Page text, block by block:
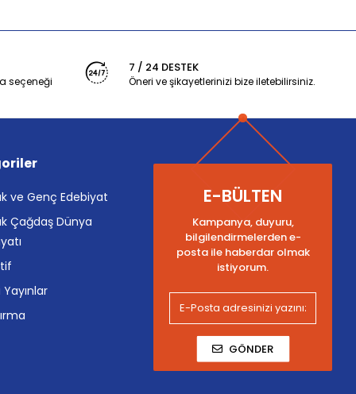
seçeneği
7 / 24 DESTEK
Öneri ve şikayetlerinizi bize iletebilirsiniz.
ve Genç Edebiyat
Çağdaş Dünya
Yayınlar
E-BÜLTEN
Kampanya, duyuru,
bilgilendirmelerden e-
posta ile haberdar olmak
istiyorum.
GÖNDER